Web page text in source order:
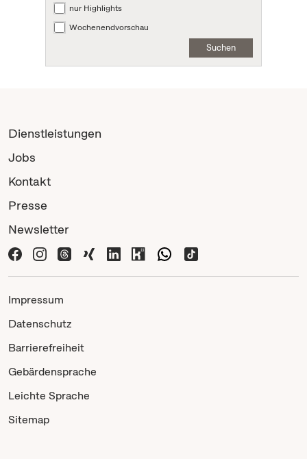
nur Highlights
Wochenendvorschau
Suchen
Dienstleistungen
Jobs
Kontakt
Presse
Newsletter
Impressum
Datenschutz
Barrierefreiheit
Gebärdensprache
Leichte Sprache
Sitemap